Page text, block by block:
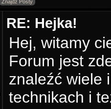
Znajdź Posty
RE: Hejka!
Hej, witamy
Forum jest
znaleźć wiele
technikach i